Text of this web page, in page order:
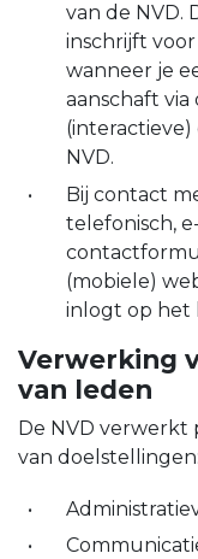
van de NVD.
inschrijft
wanneer je
aanschaft
NVD.
Bij contact
telefonisch,
(mobiele)
inlogt op het
Verwerking
van leden
De NVD verwerkt
van doelstellingen: